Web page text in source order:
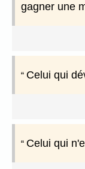
gagner une
Celui qui
Celui qui